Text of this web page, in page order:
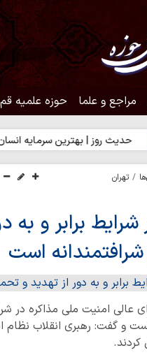
مراجع و علما حوزه علمیه قم
| بهترین سرمایه انسان
تهران
شرایط برابر و
شرافتمندانه است
عالی امنیت ملی مذاکره در
و گفت: رهبری انقلاب نظام
کردند.